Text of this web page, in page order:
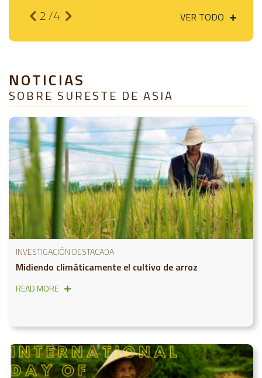
2/4 VER TODO
NOTICIAS
SOBRE SURESTE DE ASIA
INVESTIGACIÓN DESTACADA
Midiendo climáticamente el cultivo de arroz
READ MORE